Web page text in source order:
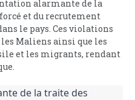
alarmante de la
et du recrutement
le pays. Ces violations
Maliens ainsi que les
et les migrants, rendant
de la traite des